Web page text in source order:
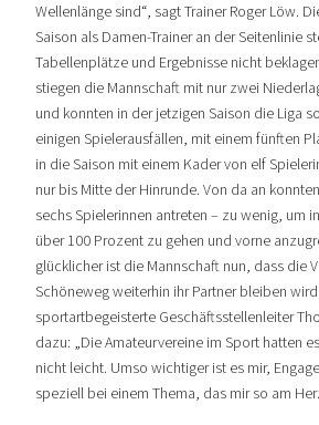
Wellenlänge sind“, sagt Trainer Roger Löw.
Saison als Damen-Trainer an der Seitenlinie
Tabellenplätze und Ergebnisse nicht
stiegen die Mannschaft mit nur zwei
und konnten in der jetzigen Saison die Liga
einigen Spielerausfällen, mit einem fünften
in die Saison mit einem Kader von elf
nur bis Mitte der Hinrunde. Von da an
sechs Spielerinnen antreten – zu wenig, um
über 100 Prozent zu gehen und vorne
glücklicher ist die Mannschaft nun, dass die
Schöneweg weiterhin ihr Partner bleiben
sportartbegeisterte Geschäftsstellenleiter
dazu: „Die Amateurvereine im Sport hatten
nicht leicht. Umso wichtiger ist es mir,
speziell bei einem Thema, das mir so am